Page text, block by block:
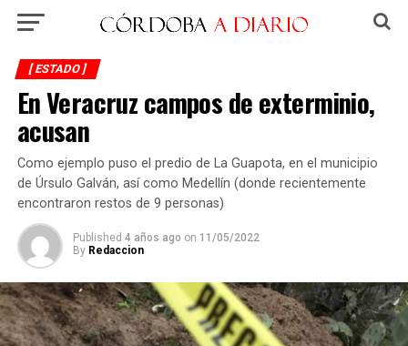
[ ESTADO ]
En Veracruz campos de exterminio,
acusan
Como ejemplo puso el predio de La Guapota, en el municipio
de Úrsulo Galván, así como Medellín (donde recientemente
encontraron restos de 9 personas)
Published 4 años ago on 11/05/2022
By Redaccion